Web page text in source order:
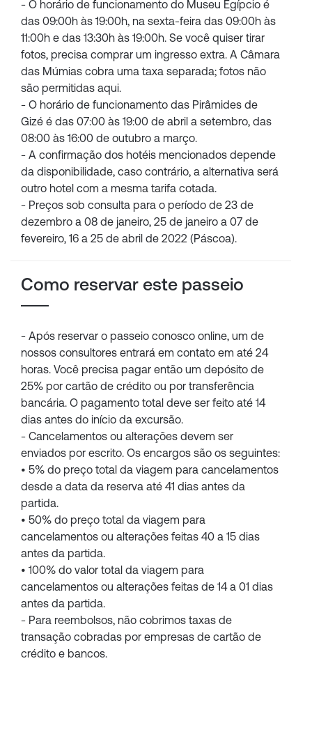
- O horário de funcionamento do Museu Egípcio é
das 09:00h às 19:00h, na sexta-feira das 09:00h às
11:00h e das 13:30h às 19:00h. Se você quiser tirar
fotos, precisa comprar um ingresso extra. A Câmara
das Múmias cobra uma taxa separada; fotos não
são permitidas aqui.
- O horário de funcionamento das Pirâmides de
Gizé é das 07:00 às 19:00 de abril a setembro, das
08:00 às 16:00 de outubro a março.
- A confirmação dos hotéis mencionados depende
da disponibilidade, caso contrário, a alternativa será
outro hotel com a mesma tarifa cotada.
- Preços sob consulta para o período de 23 de
dezembro a 08 de janeiro, 25 de janeiro a 07 de
fevereiro, 16 a 25 de abril de 2022 (Páscoa).
Como reservar este passeio
- Após reservar o passeio conosco online, um de
nossos consultores entrará em contato em até 24
horas. Você precisa pagar então um depósito de
25% por cartão de crédito ou por transferência
bancária. O pagamento total deve ser feito até 14
dias antes do início da excursão.
- Cancelamentos ou alterações devem ser
enviados por escrito. Os encargos são os seguintes:
• 5% do preço total da viagem para cancelamentos
desde a data da reserva até 41 dias antes da
partida.
• 50% do preço total da viagem para
cancelamentos ou alterações feitas 40 a 15 dias
antes da partida.
• 100% do valor total da viagem para
cancelamentos ou alterações feitas de 14 a 01 dias
antes da partida.
- Para reembolsos, não cobrimos taxas de
transação cobradas por empresas de cartão de
crédito e bancos.